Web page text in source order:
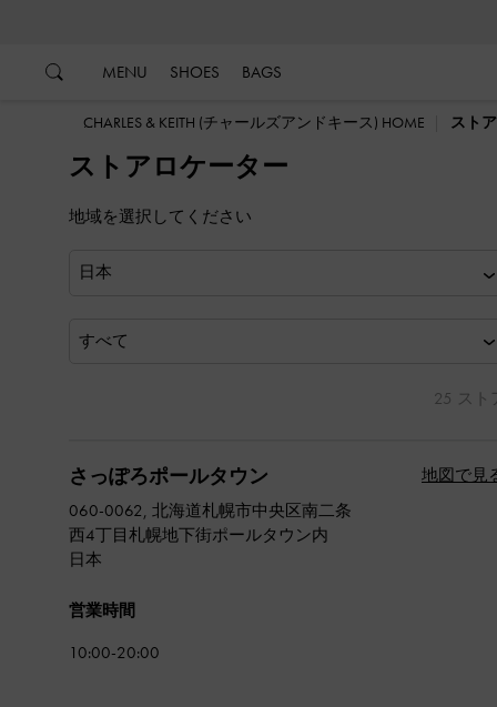
MENU SHOES BAGS
CHARLES & KEITH (チャールズアンドキース) HOME スト
ストアロケーター
地域を選択してください
すべて
25 スト
さっぽろポールタウン
地図で見
060-0062, 北海道札幌市中央区南二条
西4丁目札幌地下街ポールタウン内
日本
営業時間
10:00-20:00